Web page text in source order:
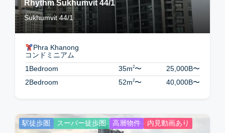
Rhythm Sukhumvit 44/1
Sukhumvit 44/1
Phra Khanong
コンドミニアム
1Bedroom
35m2〜 25,000B〜
2Bedroom
52m2〜 40,000B〜
駅徒歩圏 スーパー徒歩圏 高層物件 内見動画あり